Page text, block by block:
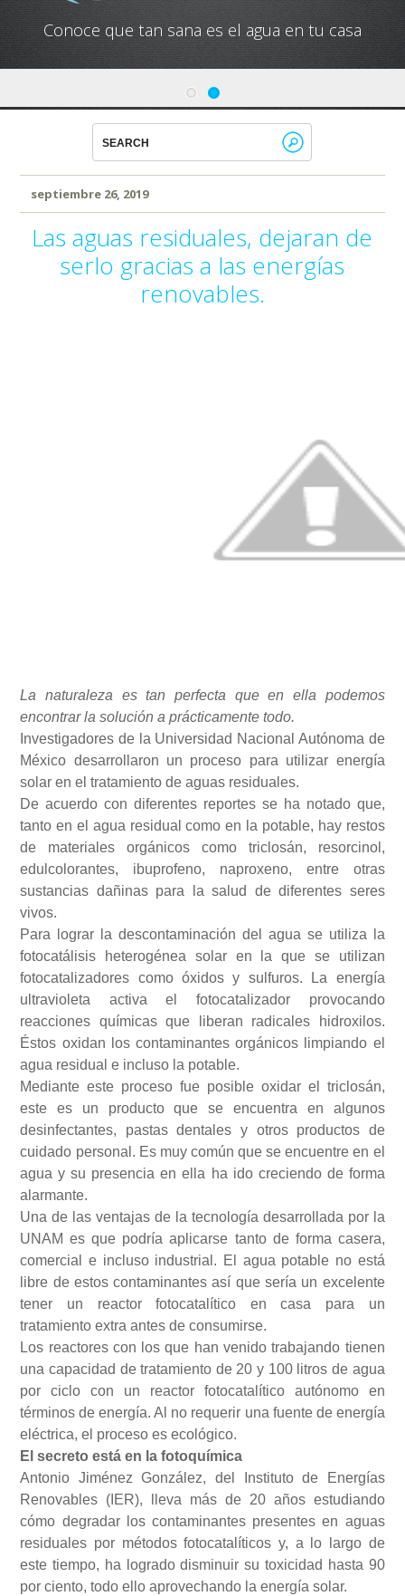
Conoce que tan sana es el agua en tu casa
septiembre 26, 2019
Las aguas residuales, dejaran de
serlo gracias a las energías
renovables.
La naturaleza es tan perfecta que en ella podemos
encontrar la solución a prácticamente todo.
Investigadores de la Universidad Nacional Autónoma de
México desarrollaron un proceso para utilizar energía
solar en el tratamiento de aguas residuales.
De acuerdo con diferentes reportes se ha notado que,
tanto en el agua residual como en la potable, hay restos
de materiales orgánicos como triclosán, resorcinol,
edulcolorantes, ibuprofeno, naproxeno, entre otras
sustancias dañinas para la salud de diferentes seres
vivos.
Para lograr la descontaminación del agua se utiliza la
fotocatálisis heterogénea solar en la que se utilizan
fotocatalizadores como óxidos y sulfuros. La energía
ultravioleta activa el fotocatalizador provocando
reacciones químicas que liberan radicales hidroxilos.
Éstos oxidan los contaminantes orgánicos limpiando el
agua residual e incluso la potable.
Mediante este proceso fue posible oxidar el triclosán,
este es un producto que se encuentra en algunos
desinfectantes, pastas dentales y otros productos de
cuidado personal. Es muy común que se encuentre en el
agua y su presencia en ella ha ido creciendo de forma
alarmante.
Una de las ventajas de la tecnología desarrollada por la
UNAM es que podría aplicarse tanto de forma casera,
comercial e incluso industrial. El agua potable no está
libre de estos contaminantes así que sería un excelente
tener un reactor fotocatalítico en casa para un
tratamiento extra antes de consumirse.
Los reactores con los que han venido trabajando tienen
una capacidad de tratamiento de 20 y 100 litros de agua
por ciclo con un reactor fotocatalítico autónomo en
términos de energía. Al no requerir una fuente de energía
eléctrica, el proceso es ecológico.
El secreto está en la fotoquímica
Antonio Jiménez González, del Instituto de Energías
Renovables (IER), lleva más de 20 años estudiando
cómo degradar los contaminantes presentes en aguas
residuales por métodos fotocatalíticos y, a lo largo de
este tiempo, ha logrado disminuir su toxicidad hasta 90
por ciento, todo ello aprovechando la energía solar.